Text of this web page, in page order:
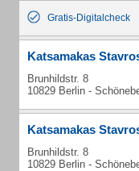
Gratis-Digitalcheck
Katsamakas
Brunhildstr. 8
10829 Berlin -
Katsamakas
Brunhildstr. 8
10829 Berlin -